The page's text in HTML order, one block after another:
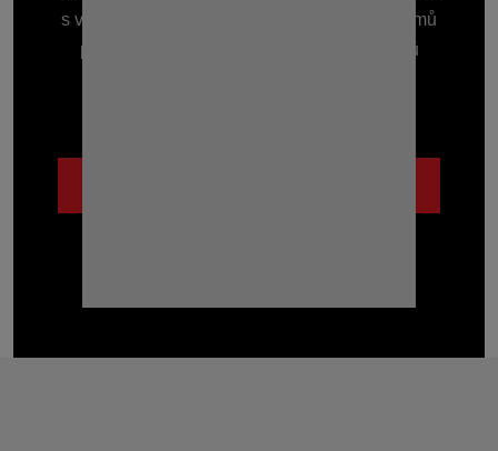
s velkým projektem nebo potřebujete žlab domů
před garáž, zkušenosti s odvodněním tisíců